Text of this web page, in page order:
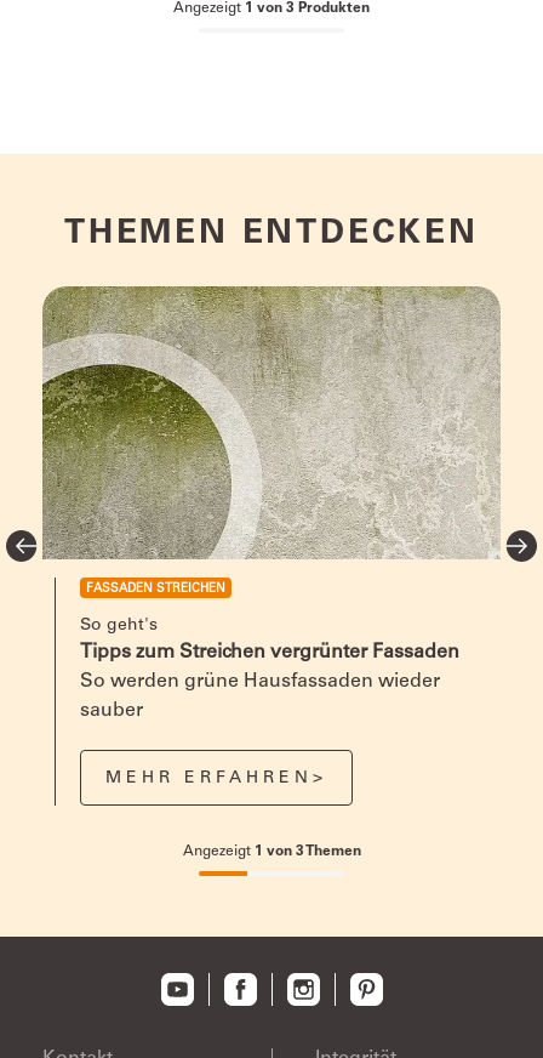
Angezeigt 1 von 3 Produkten
THEMEN ENTDECKEN
FASSADEN STREICHEN
So geht's
Tipps zum Streichen vergrünter Fassaden
So werden grüne Hausfassaden wieder
sauber
MEHR ERFAHREN>
Angezeigt 1 von 3Themen
33.33333333333333%